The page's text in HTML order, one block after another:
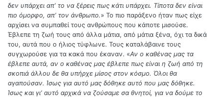
δεν υπάρχει απʼ το να ξέρεις πως κάτι υπάρχει. Τίποτα δεν είναι
πιο όμορφο, απʼ τον άνθρωπο.» Το πιο παράξενο ήταν πως είχε
αρχίσει να συμπαθεί τους ανθρώπους που κάποτε μισούσε.
Έβλεπε τη ζωή τους από άλλα μάτια, από μάτια ξένα, όχι τα δικά
του, αυτά που ο ήλιος τύφλωνε. Τους καταλάβαινε τους
συγχωρούσε για τα κακά που έκαναν. «Αν ο καθένας μας τα
έβλεπε αυτά, αν ο καθένας μας έβλεπε πως είναι η ζωή από τη
σκοπιά άλλου δε θα υπήρχε μίσος στον κόσμο. Όλοι θα
αγαπούσαν. Ίσως για αυτό μας δόθηκε αυτό που μας δόθηκε.
Ίσως και γιʼ αυτό αρχικά να ζούσαμε σα θνητοί, για να δούμε το